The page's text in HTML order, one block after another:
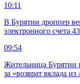
10:11
В Бурятии дроппер
электронного счета
09:54
Жительница Бурятии
за «возврат вклада